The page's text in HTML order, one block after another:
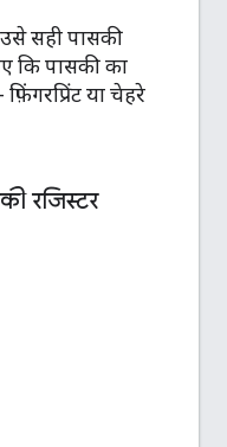
सही पासकी
कि पासकी का
या चेहरे
रजिस्टर